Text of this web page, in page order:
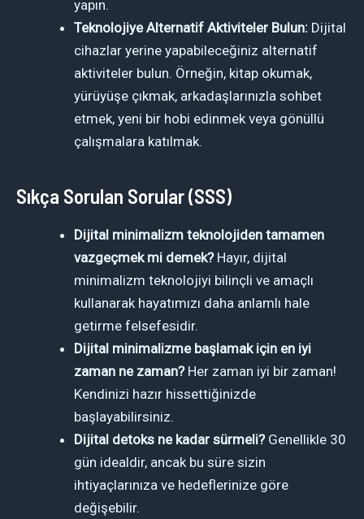
yapın.
Teknolojiye Alternatif Aktiviteler Bulun: Dijital
cihazlar yerine yapabileceğiniz alternatif
aktiviteler bulun. Örneğin, kitap okumak,
yürüyüşe çıkmak, arkadaşlarınızla sohbet
etmek, yeni bir hobi edinmek veya gönüllü
çalışmalara katılmak.
Sıkça Sorulan Sorular (SSS)
Dijital minimalizm teknolojiden tamamen
vazgeçmek mi demek?Hayır, dijital
minimalizm teknolojiyi bilinçli ve amaçlı
kullanarak hayatımızı daha anlamlı hale
getirme felsefesidir.
Dijital minimalizme başlamak için en iyi
zaman ne zaman?Her zaman iyi bir zaman!
Kendinizi hazır hissettiğinizde
başlayabilirsiniz.
Dijital detoks ne kadar sürmeli?Genellikle 30
gün idealdir, ancak bu süre sizin
ihtiyaçlarınıza ve hedeflerinize göre
değişebilir.